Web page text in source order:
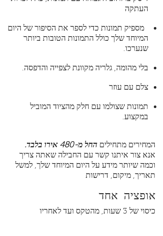
העתקה
מספיק תמונות כדי לספר את הסיפור של היום
המיוחד שלך כולל התמונות הטובות ביותר
שנערכו.
בלי מהומה, גלריה מקוונת לצפייה והדפסה.
צלם עם עוזר
תמונות שצולמו עם חלק מהציוד המוביל
במקצוע.
המחירים מתחילים החל מ-480 אירו בלבד.
אנא צור איתנו קשר עם החבילה שאתה צריך
וכמה שיותר מידע על היום המיוחד שלך, למשל
תאריך, מיקום, דרישות
אופציה אחד
כיסוי של 3 שעות, מהטקס ועד לאחריו